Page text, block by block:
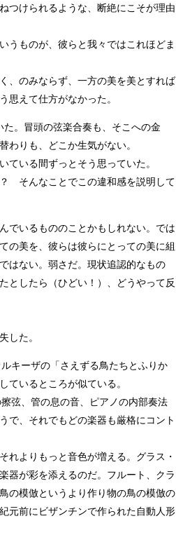
つけられるような、断絶にこそが理由
うものが、彼らと我々ではこれほどま
、のみならず、一方の美を美とすれば
思えて仕方がなかった。
。冒頭の弦楽合奏も、そこへの金
わりも、どこか生気がない。
ている間ずっとそう思っていた。
そんなことでこの違和感を説明して
でいるもののことかもしれない。では
の美を、彼らは彼らにとっての美に組
はない。弱さだ。現状追認的なもの
としたら（ひどい！）、どうやって反
した。
キーザの「さえずる鳥たちとふりか
ているところが似ている。
弦、管の息の音、ピアノの内部奏法
で、それでもどの楽器も厳格にコント
れよりもっと音色が増える。グラス・
器が彩を添えるのだ。フルート、クラ
の模倣というより作り物の鳥の模倣の
元前にビザンチンで作られた自動人形